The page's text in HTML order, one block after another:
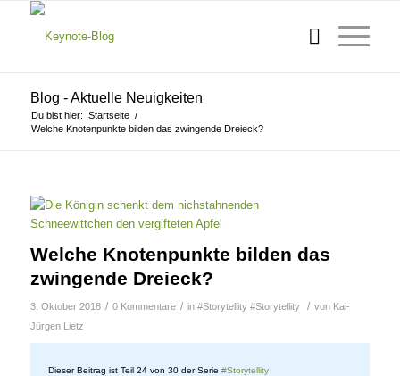
Blog - Aktuelle Neuigkeiten
Du bist hier: Startseite /
Welche Knotenpunkte bilden das zwingende Dreieck?
Welche Knotenpunkte bilden das
zwingende Dreieck?
3. Oktober 2018 / 0 Kommentare / in #Storytellity #Storytellity / von Kai-
Jürgen Lietz
Dieser Beitrag ist Teil 24 von 30 der Serie #Storytellity